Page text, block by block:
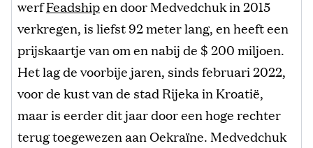
werfFeadshipen door Medvedchuk in 2015
verkregen, is liefst 92 meter lang, en heeft een
prijskaartje van om en nabij de $ 200 miljoen.
Het lag de voorbije jaren, sinds februari 2022,
voor de kust van de stad Rijeka in Kroatië,
maar is eerder dit jaar door een hoge rechter
terug toegewezen aan Oekraïne. Medvedchuk